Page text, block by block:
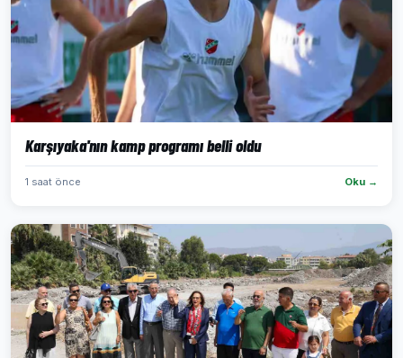
Karşıyaka'nın kamp programı belli oldu
1 saat önce Oku →